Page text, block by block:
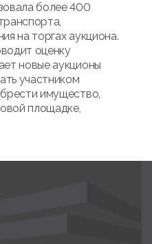
более 400
на торгах аукциона.
оценку
новые аукционы
участником
имущество,
площадке,